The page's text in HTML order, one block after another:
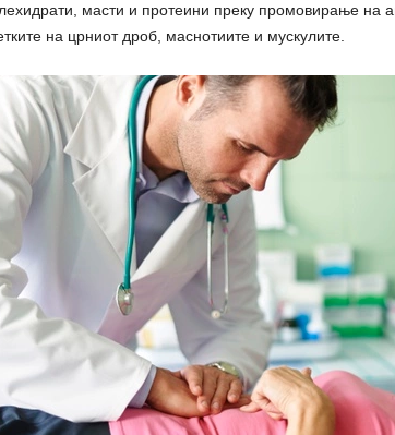
масти и протеини преку промовирање на
на црниот дроб, маснотиите и мускулите.